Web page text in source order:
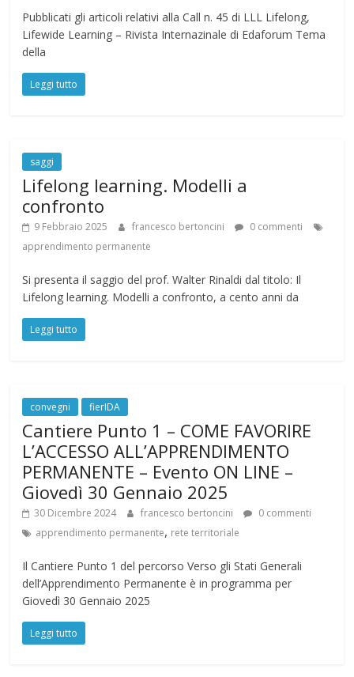
Pubblicati gli articoli relativi alla Call n. 45 di LLL Lifelong,
Lifewide Learning – Rivista Internazinale di Edaforum Tema
della
Leggi tutto
saggi
Lifelong learning. Modelli a
confronto
9 Febbraio 2025 francesco bertoncini
0 commenti
apprendimento permanente
Si presenta il saggio del prof. Walter Rinaldi dal titolo: Il
Lifelong learning. Modelli a confronto, a cento anni da
Leggi tutto
convegni fierIDA
Cantiere Punto 1 – COME FAVORIRE
L’ACCESSO ALL’APPRENDIMENTO
PERMANENTE – Evento ON LINE –
Giovedì 30 Gennaio 2025
30 Dicembre 2024 francesco bertoncini
0 commenti
apprendimento permanente, rete territoriale
Il Cantiere Punto 1 del percorso Verso gli Stati Generali
dell’Apprendimento Permanente è in programma per
Giovedì 30 Gennaio 2025
Leggi tutto